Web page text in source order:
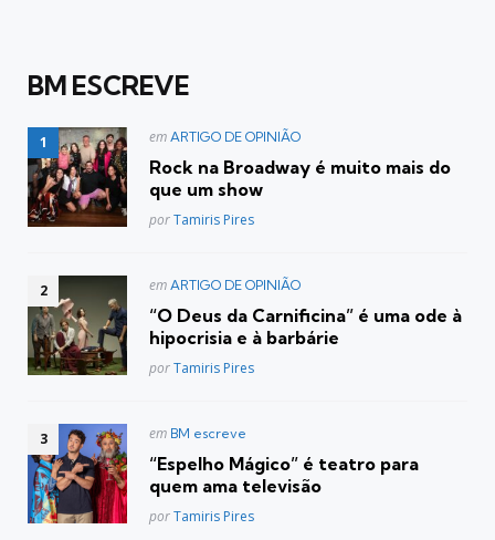
BM ESCREVE
Postado
em ARTIGO DE OPINIÃO
Rock na Broadway é muito mais do
que um show
Posted
porTamiris Pires
Postado
em ARTIGO DE OPINIÃO
“O Deus da Carnificina” é uma ode à
hipocrisia e à barbárie
Posted
porTamiris Pires
Postado
em BM escreve
“Espelho Mágico” é teatro para
quem ama televisão
Posted
porTamiris Pires